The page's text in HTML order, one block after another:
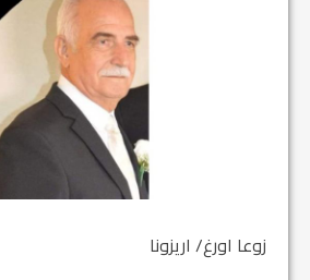
‏زوعا اورغ/ اريزونا